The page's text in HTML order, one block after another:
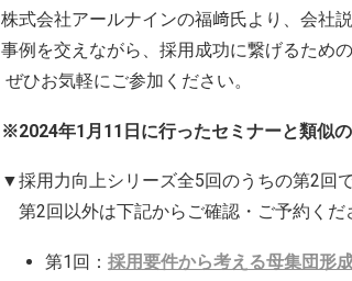
株式会社アールナインの福﨑氏より、会社
事例を交えながら、採用成功に繋げるため
ぜひお気軽にご参加ください。
※2024年1月11日に行ったセミナーと類似
▼採用力向上シリーズ全5回のうちの第2回
第2回以外は下記からご確認・ご予約くだ
第1回： 採用要件から考える母集団形